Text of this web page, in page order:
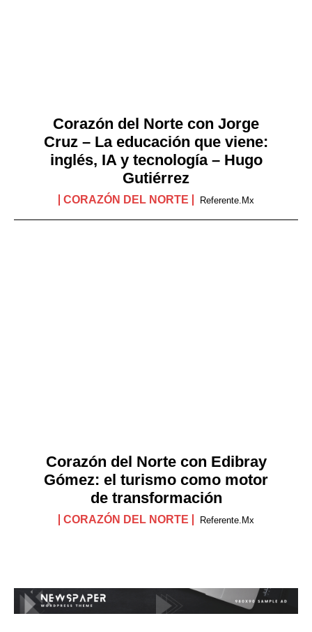
Corazón del Norte con Jorge
Cruz – La educación que viene:
inglés, IA y tecnología – Hugo
Gutiérrez
CORAZÓN DEL NORTE Referente.mx
Corazón del Norte con Edibray
Gómez: el turismo como motor
de transformación
CORAZÓN DEL NORTE Referente.mx